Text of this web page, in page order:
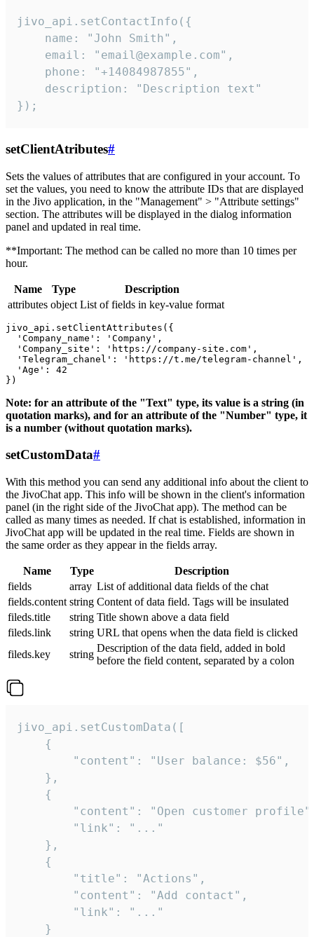
jivo_api.setContactInfo({
    name: "John Smith",
    email: "email@example.com",
    phone: "+14084987855",
    description: "Description text"
});
setClientAtributes#
Sets the values ​​of attributes that are configured in your account. To
set the values, you need to know the attribute IDs that are displayed
in the Jivo application, in the "Management" > "Attribute settings"
section. The attributes will be displayed in the dialog information
panel and updated in real time.
**Important: The method can be called no more than 10 times per
hour.
Name Type
Description
attributes object List of fields in key-value format
jivo_api.setClientAttributes({
  'Company_name': 'Company',
  'Company_site': 'https://company-site.com',
  'Telegram_chanel': 'https://t.me/telegram-channel',
  'Age': 42
Note: for an attribute of the "Text" type, its value is a string (in
quotation marks), and for an attribute of the "Number" type, it
is a number (without quotation marks).
setCustomData#
With this method you can send any additional info about the client to
the JivoChat app. This info will be shown in the client's information
panel (in the right side of the JivoChat app). The method can be
called as many times as needed. If chat is established, information in
JivoChat app will be updated in the real time. Fields are shown in
the same order as they appear in the fields array.
Name Type
Description
fields
array List of additional data fields of the chat
fields.content string Content of data field. Tags will be insulated
fileds.title
string Title shown above a data field
fileds.link
string URL that opens when the data field is clicked
fileds.key
string
Description of the data field, added in bold
before the field content, separated by a colon
jivo_api.setCustomData([
    {
        "content": "User balance: $56",
    },
    {
"content": "Open customer
        "link": "..."
    },
    {
        "title": "Actions",
        "content": "Add contact",
        "link": "..."
    }